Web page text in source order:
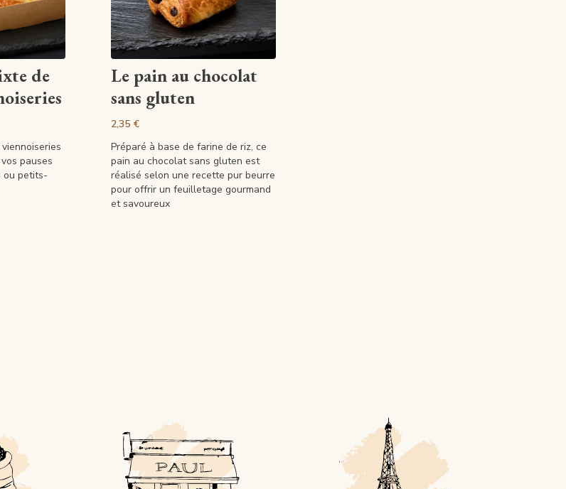
de
pauses
ou petits-
Voir la fiche
Le pain au chocolat
sans gluten
2,35 €
Préparé à base de farine de riz, ce
pain au chocolat sans gluten est
réalisé selon une recette pur beurre
pour offrir un feuilletage gourmand
et savoureux